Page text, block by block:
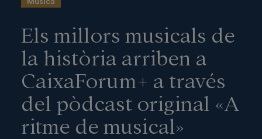
Música
Els millors musicals de
la història arriben a
CaixaForum+ a través
del pòdcast original «A
ritme de musical»